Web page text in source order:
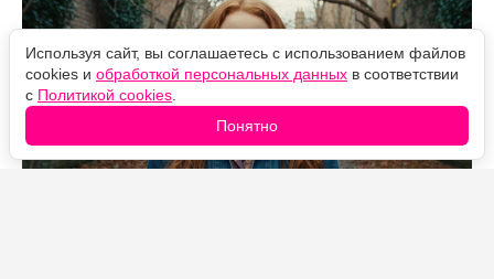
Используя сайт, вы соглашаетесь с использованием файлов
cookies и обработкой персональных данных в соответствии
с Политикой cookies
Понятно